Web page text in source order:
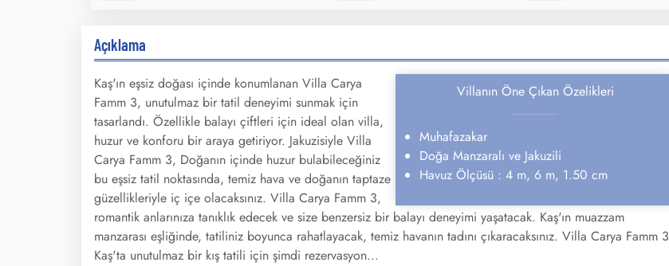
Açıklama
Villanın Öne Çıkan Özelikleri
Muhafazakar
Doğa Manzaralı ve Jakuzili
Havuz Ölçüsü : 4 m, 6 m, 1.50 cm
Kaş'ın eşsiz doğası içinde konumlanan Villa Carya
Famm 3, unutulmaz bir tatil deneyimi sunmak için
tasarlandı. Özellikle balayı çiftleri için ideal olan villa,
huzur ve konforu bir araya getiriyor. Jakuzisiyle Villa
Carya Famm 3, Doğanın içinde huzur bulabileceğiniz
bu eşsiz tatil noktasında, temiz hava ve doğanın taptaze
güzellikleriyle iç içe olacaksınız. Villa Carya Famm 3,
romantik anlarınıza tanıklık edecek ve size benzersiz bir balayı deneyimi yaşatacak. Kaş'ın muazzam
manzarası eşliğinde, tatiliniz boyunca rahatlayacak, temiz havanın tadını çıkaracaksınız. Villa Carya Famm 3
Kaş'ta unutulmaz bir kış tatili için şimdi rezervasyon...